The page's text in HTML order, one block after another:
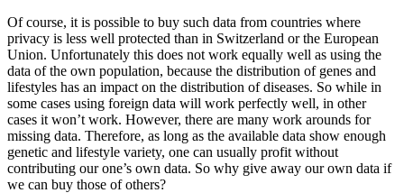
Of course, it is possible to buy such data from countries where
privacy is less well protected than in Switzerland or the European
Union. Unfortunately this does not work equally well as using the
data of the own population, because the distribution of genes and
lifestyles has an impact on the distribution of diseases. So while in
some cases using foreign data will work perfectly well, in other
cases it won’t work. However, there are many work arounds for
missing data. Therefore, as long as the available data show enough
genetic and lifestyle variety, one can usually profit without
contributing our one’s own data. So why give away our own data if
we can buy those of others?